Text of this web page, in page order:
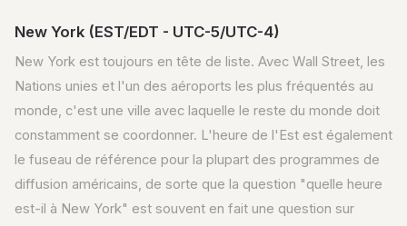
New York (EST/EDT - UTC-5/UTC-4)
New York est toujours en tête de liste. Avec Wall Street, les
Nations unies et l'un des aéroports les plus fréquentés au
monde, c'est une ville avec laquelle le reste du monde doit
constamment se coordonner. L'heure de l'Est est également
le fuseau de référence pour la plupart des programmes de
diffusion américains, de sorte que la question "quelle heure
est-il à New York" est souvent en fait une question sur